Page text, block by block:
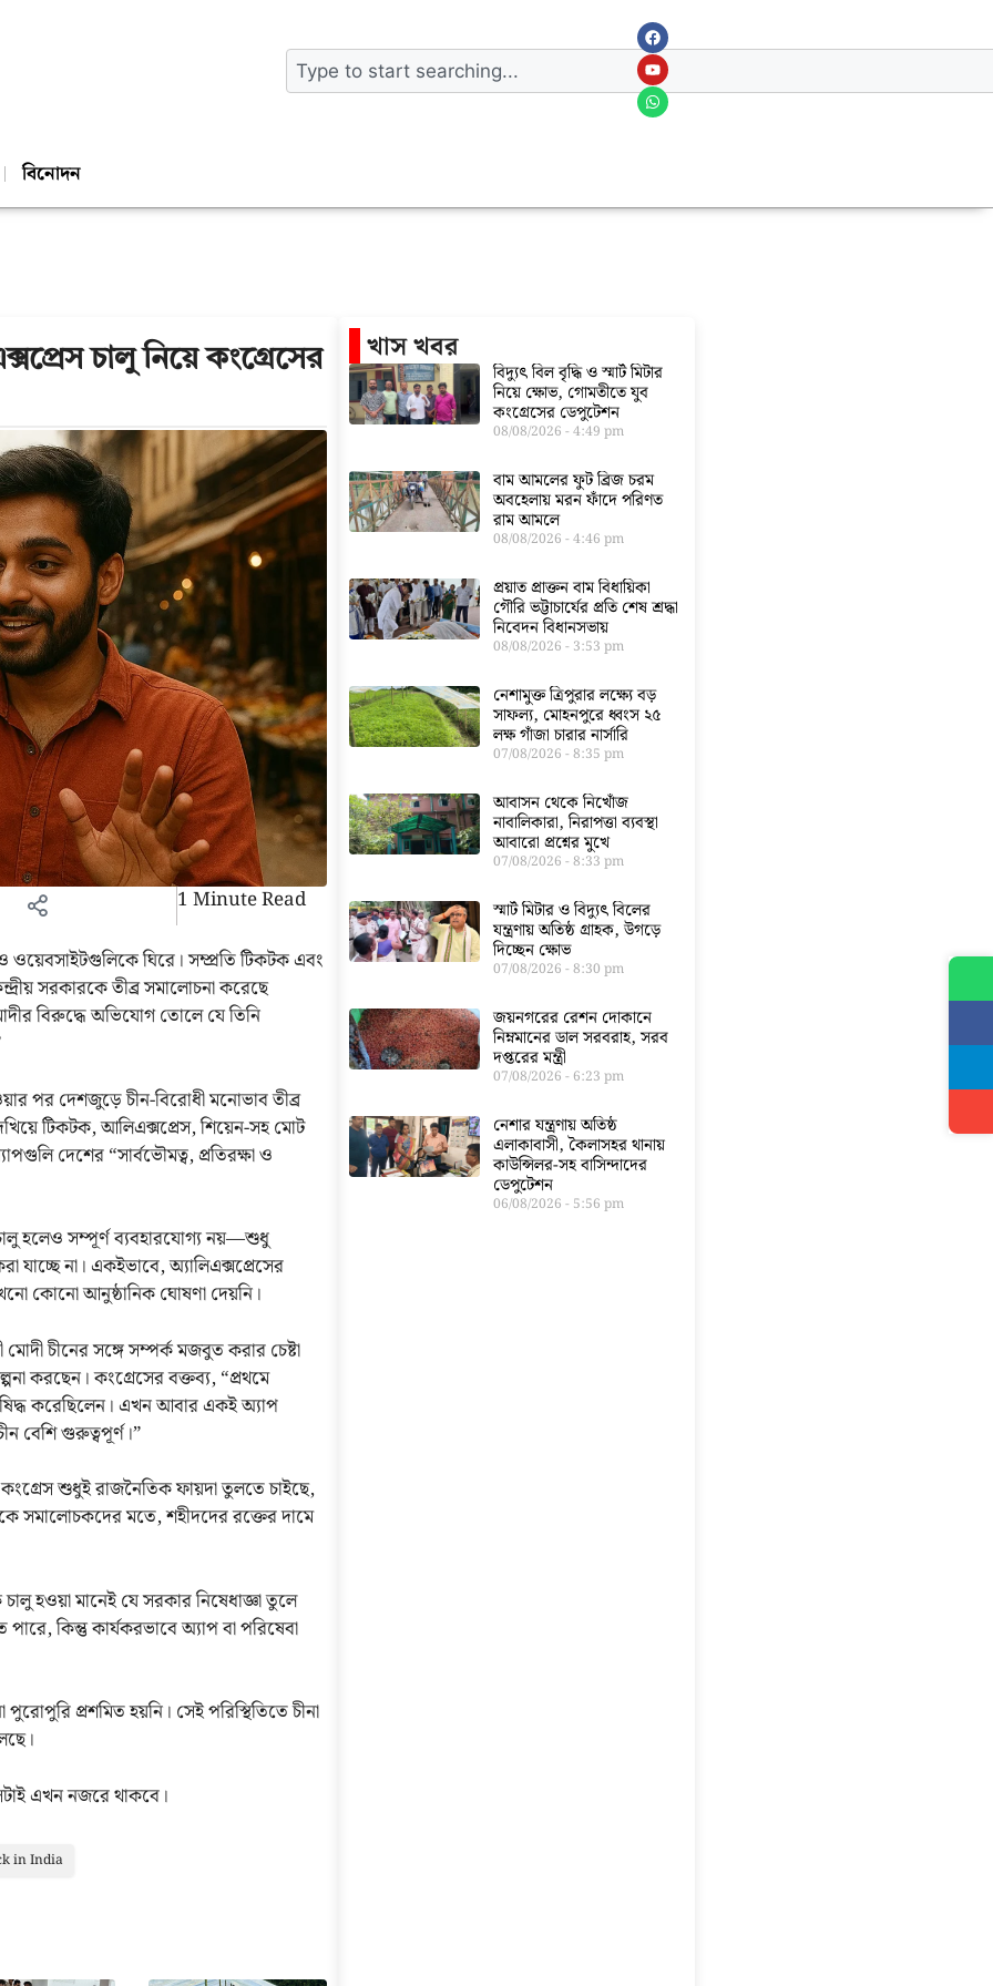
বিনোদন
চালু নিয়ে কংগ্রেসের
1 Minute Read
ঘিরে। সম্প্রতি টিকটক এবং
সরকারকে তীব্র সমালোচনা করেছে
বিরুদ্ধে অভিযোগ তোলে যে তিনি
পর দেশজুড়ে চীন-বিরোধী মনোভাব তীব্র
টিকটক, আলিএক্সপ্রেস, শিয়েন-সহ মোট
দেশের “সার্বভৌমত্ব, প্রতিরক্ষা ও
হলেও সম্পূর্ণ ব্যবহারযোগ্য নয়—শুধু
না। একইভাবে, অ্যালিএক্সপ্রেসের
কোনো আনুষ্ঠানিক ঘোষণা দেয়নি।
চীনের সঙ্গে সম্পর্ক মজবুত করার চেষ্টা
করছেন। কংগ্রেসের বক্তব্য, “প্রথমে
করেছিলেন। এখন আবার একই অ্যাপ
বেশি গুরুত্বপূর্ণ।”
কংগ্রেস শুধুই রাজনৈতিক ফায়দা তুলতে চাইছে,
সমালোচকদের মতে, শহীদদের রক্তের দামে
হওয়া মানেই যে সরকার নিষেধাজ্ঞা তুলে
কিন্তু কার্যকরভাবে অ্যাপ বা পরিষেবা
প্রশমিত হয়নি। সেই পরিস্থিতিতে চীনা
এখন নজরে থাকবে।
in India
খাস খবর
বিদ্যুৎ বিল বৃদ্ধি ও স্মার্ট মিটার
নিয়ে ক্ষোভ, গোমতীতে যুব
কংগ্রেসের ডেপুটেশন
08/08/2026 4:49 pm
বাম আমলের ফুট ব্রিজ চরম
অবহেলায় মরন ফাঁদে পরিণত
রাম আমলে
08/08/2026 4:46 pm
প্রয়াত প্রাক্তন বাম বিধায়িকা
গৌরি ভট্টাচার্যের প্রতি শেষ শ্রদ্ধা
নিবেদন বিধানসভায়
08/08/2026 3:53 pm
নেশামুক্ত ত্রিপুরার লক্ষ্যে বড়
সাফল্য, মোহনপুরে ধ্বংস ২৫
লক্ষ গাঁজা চারার নার্সারি
07/08/2026 8:35 pm
আবাসন থেকে নিখোঁজ
নাবালিকারা, নিরাপত্তা ব্যবস্থা
আবারো প্রশ্নের মুখে
07/08/2026 8:33 pm
স্মার্ট মিটার ও বিদ্যুৎ বিলের
যন্ত্রণায় অতিষ্ঠ গ্রাহক, উগড়ে
দিচ্ছেন ক্ষোভ
07/08/2026 8:30 pm
জয়নগরের রেশন দোকানে
নিম্নমানের ডাল সরবরাহ, সরব
দপ্তরের মন্ত্রী
07/08/2026 6:23 pm
নেশার যন্ত্রণায় অতিষ্ঠ
এলাকাবাসী, কৈলাসহর থানায়
কাউন্সিলর-সহ বাসিন্দাদের
ডেপুটেশন
06/08/2026 5:56 pm